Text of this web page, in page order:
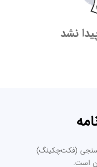
نشد
(فکت‌چکینگ)
است.